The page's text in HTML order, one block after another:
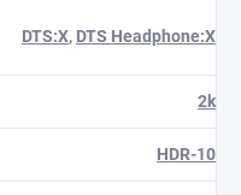
DTS:X, DTS Headphone:X
2k
HDR-10